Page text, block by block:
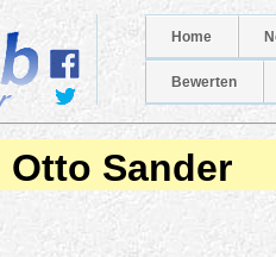
Home
Bewerten
Otto Sander